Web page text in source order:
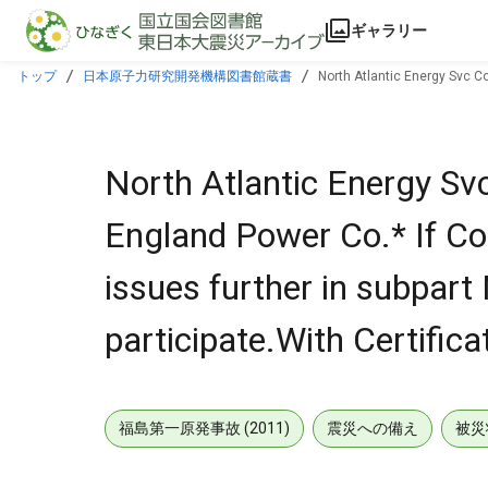
本文に飛ぶ
ギャラリー
トップ 日本原子力研究開発機構図書館蔵書
North Atlantic Energy Svc
North Atlantic Energy
England Power Co.* If
issues further in subpart
participate.With
福島第一原発事故 (2011) 震災への備え 被災